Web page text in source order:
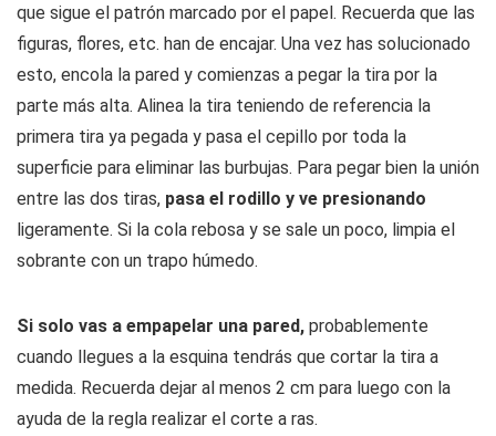
que sigue el patrón marcado por el papel. Recuerda que las
figuras, flores, etc. han de encajar. Una vez has solucionado
esto, encola la pared y comienzas a pegar la tira por la
parte más alta. Alinea la tira teniendo de referencia la
primera tira ya pegada y pasa el cepillo por toda la
superficie para eliminar las burbujas. Para pegar bien la unión
entre las dos tiras, pasa el rodillo y ve presionando
ligeramente. Si la cola rebosa y se sale un poco, limpia el
sobrante con un trapo húmedo.
Si solo vas a empapelar una pared, probablemente
cuando llegues a la esquina tendrás que cortar la tira a
medida. Recuerda dejar al menos 2 cm para luego con la
ayuda de la regla realizar el corte a ras.